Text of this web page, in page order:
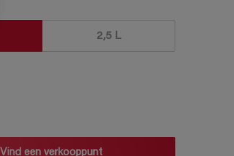
2,5 L
Vind een verkooppunt